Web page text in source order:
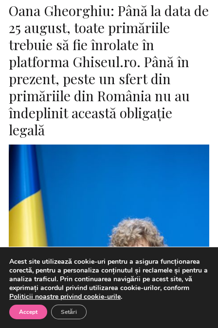
Oana Gheorghiu: Până la data de
25 august, toate primăriile
trebuie să fie înrolate în
platforma Ghiseul.ro. Până în
prezent, peste un sfert din
primăriile din România nu au
îndeplinit această obligaţie
legală
Acest site utilizează cookie-uri pentru a asigura funcționarea
corectă, pentru a personaliza conținutul și reclamele și pentru a
analiza traficul. Prin continuarea navigării pe acest site, vă
exprimați acordul privind utilizarea cookie-urilor, conform
Politicii noastre privind cookie-urile.
Accept Setări